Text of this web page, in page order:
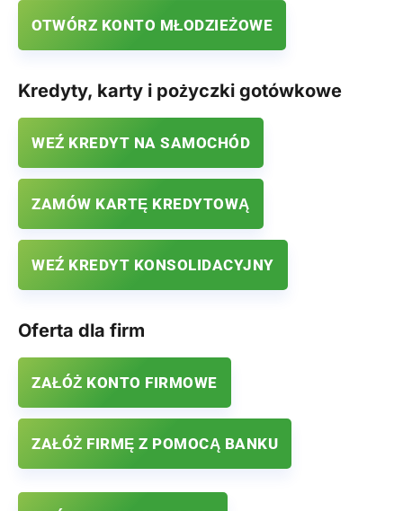
OTWÓRZ KONTO MŁODZIEŻOWE
Kredyty, karty i pożyczki gotówkowe
WEŹ KREDYT NA SAMOCHÓD
ZAMÓW KARTĘ KREDYTOWĄ
WEŹ KREDYT KONSOLIDACYJNY
Oferta dla firm
ZAŁÓŻ KONTO FIRMOWE
ZAŁÓŻ FIRMĘ Z POMOCĄ BANKU